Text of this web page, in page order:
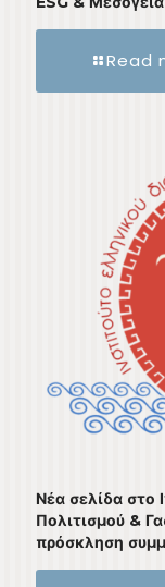
Read
Νέα σελίδα στο
Πολιτισμού &
πρόσκληση